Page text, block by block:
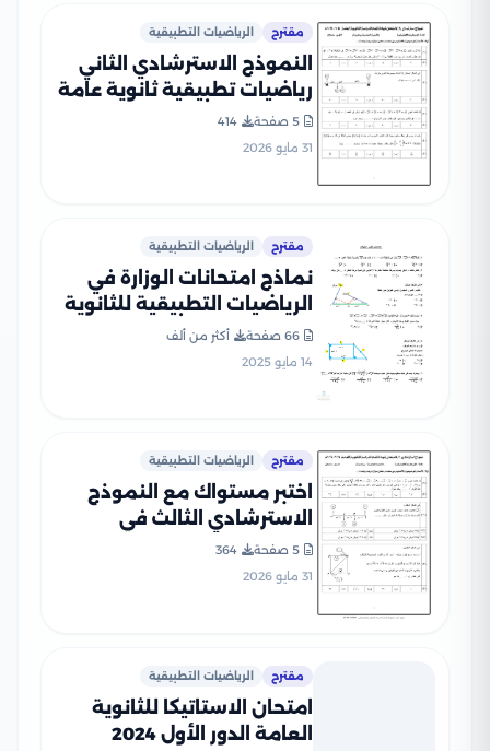
مقترح الرياضيات التطبيقية
النموذج الاسترشادي الثاني
رياضيات تطبيقية ثانوية عامة
2026 PDF.. تدريب جديد من
نماذج الوزارة
5 صفحة
414
31 مايو 2026
مقترح الرياضيات التطبيقية
نماذج امتحانات الوزارة في
الرياضيات التطبيقية للثانوية
العامة 2025 بصيغة PDF
66 صفحة
أكثر من ألف
14 مايو 2025
مقترح الرياضيات التطبيقية
اختبر مستواك مع النموذج
الاسترشادي الثالث في
الرياضيات التطبيقية للثانوية
العامة 2026 PDF
5 صفحة
364
31 مايو 2026
مقترح الرياضيات التطبيقية
امتحان الاستاتيكا للثانوية
العامة الدور الأول 2024